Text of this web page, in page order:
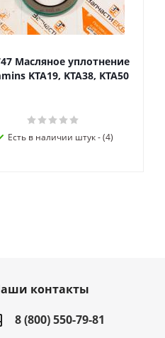
Масляное уплотнение
KTA19, KTA38, KTA50
Есть в наличии штук - (4)
контакты
8 (800) 550-79-81